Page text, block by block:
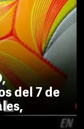
del 7 de